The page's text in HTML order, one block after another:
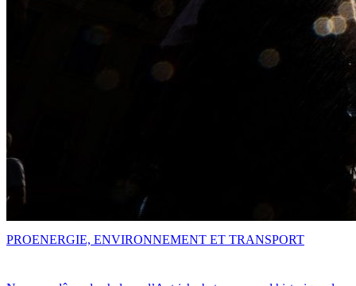
PROENERGIE, ENVIRONNEMENT ET TRANSPORT